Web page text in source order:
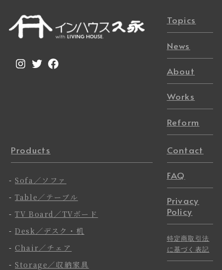
Instagram
TwitterFacebook
Topics
News
About
Works
Reform
Products
-Sofa／ソファ
-Table／テーブル
-TV Board／TVボード
-Desk／デスク・机
- Chair／チェア
-Storage／収納家具
Contact
FAQ
Privacy
Policy
特定商取引法
に基づく表記